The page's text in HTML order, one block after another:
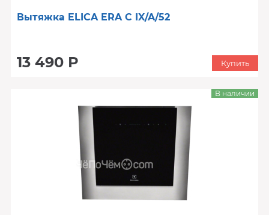
Вытяжка ELICA ERA C IX/A/52
13 490 Р Купить
В наличии